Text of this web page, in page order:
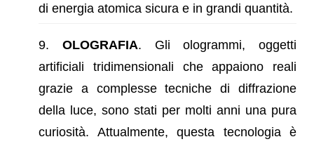
di energia atomica sicura e in grandi quantità.
OLOGRAFIA. Gli ologrammi, oggetti
artificiali tridimensionali che appaiono reali
grazie a complesse tecniche di diffrazione
della luce, sono stati per molti anni una pura
curiosità. Attualmente, questa tecnologia è